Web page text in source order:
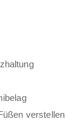
verstellen